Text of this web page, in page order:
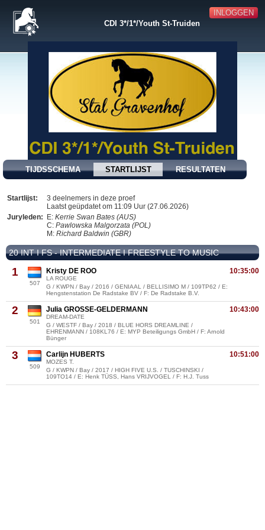
INLOGGEN
CDI 3*/1*/Youth St-Truiden
TIJDSSCHEMA STARTLIJST RESULTATEN
Startlijst:
3 deelnemers in deze proef
Laatst geüpdatet om 11:09 Uur (27.06.2026)
Juryleden:
E: Kerrie Swan Bates (AUS)
C: Pawlowska Malgorzata (POL)
M: Richard Baldwin (GBR)
20 INT I FS - INTERMEDIATE I FREESTYLE TO MUSIC
1
507
10:35:00
Kristy DE ROO
LA ROUGE
G / KWPN / Bay / 2016 / GENIAAL / BELLISIMO M / 109TP62 / E:
Hengstenstation De Radstake BV / F: De Radstake B.V.
2
501
10:43:00
Julia GROSSE-GELDERMANN
DREAM-DATE
G / WESTF / Bay / 2018 / BLUE HORS DREAMLINE /
EHRENMANN / 108KL76 / E: MYP Beteiligungs GmbH / F: Arnold
Bünger
3
509
10:51:00
Carlijn HUBERTS
MOZES T.
G / KWPN / Bay / 2017 / HIGH FIVE U.S. / TUSCHINSKI /
109TO14 / E: Henk TÜSS, Hans VRIJVOGEL / F: H.J. Tuss